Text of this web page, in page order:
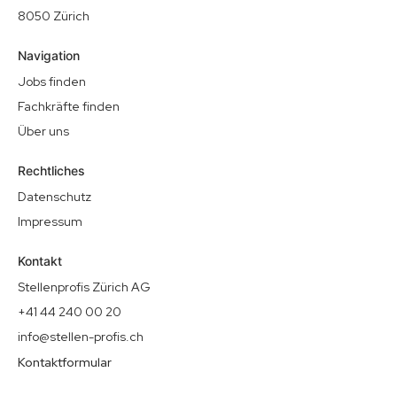
8050 Zürich
Navigation
Jobs finden
Fachkräfte finden
Über uns
Rechtliches
Datenschutz
Impressum
Kontakt
Stellenprofis Zürich AG
+41 44 240 00 20
info@stellen-profis.ch
Kontaktformular